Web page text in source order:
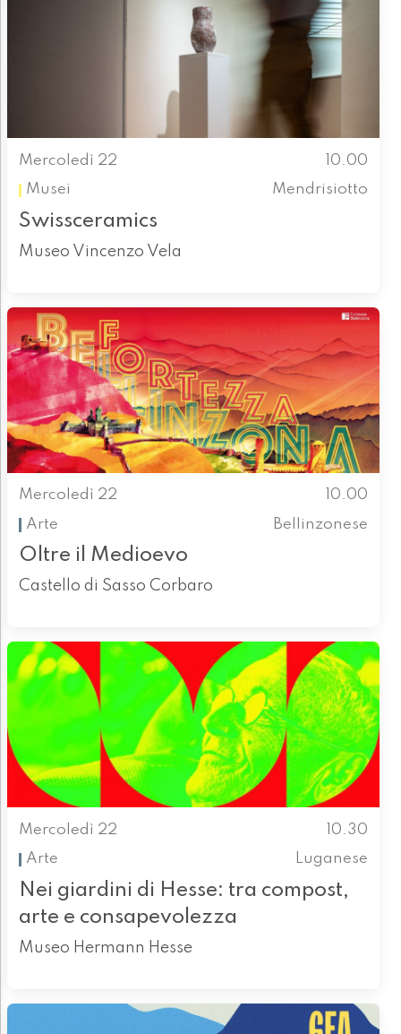
Mercoledì 22
10.00
Musei
Mendrisiotto
Swissceramics
Museo Vincenzo Vela
Mercoledì 22
10.00
Arte
Bellinzonese
Oltre il Medioevo
Castello di Sasso Corbaro
Mercoledì 22
10.30
Arte
Luganese
Nei giardini di Hesse: tra compost,
arte e consapevolezza
Museo Hermann Hesse